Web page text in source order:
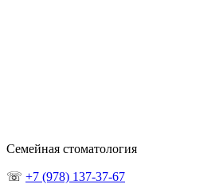
Семейная стоматология
☏ +7 (978) 137-37-67